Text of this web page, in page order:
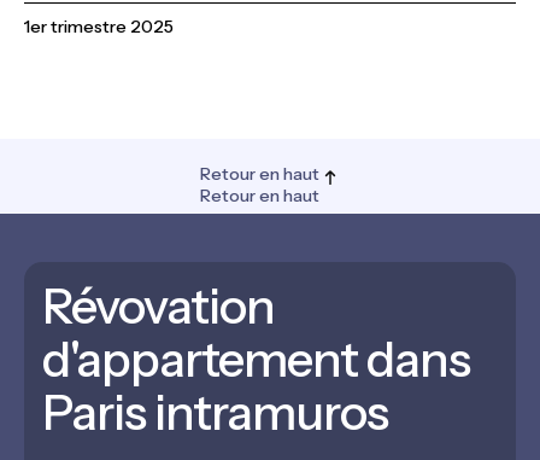
1er trimestre 2025
Retour en haut
Retour en haut
Révovation
d'appartement dans
Paris intramuros